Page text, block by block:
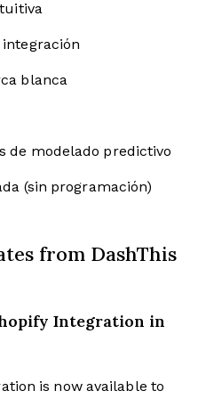
integración
blanca
de modelado predictivo
(sin programación)
from DashThis
Integration in
is now available to